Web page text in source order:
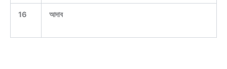
16 আদাব